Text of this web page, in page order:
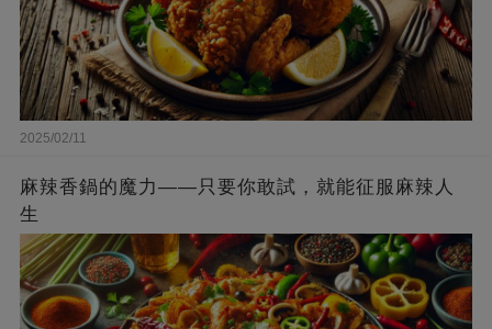
2025/02/11
麻辣香鍋的魔力——只要你敢試，就能征服麻辣人
生